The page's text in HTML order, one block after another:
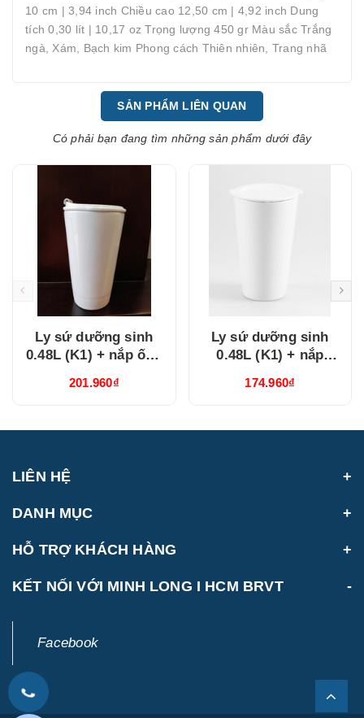
10 cm | 3,94 inch Chiều cao 12,50 cm | 4,92 inch Dung
tích 0,30 lít | 10,17 oz Trọng lượng 450 gr Màu sắc Trắng
ngà, Xám, Bạch kim Phong cách Thiên nhiên, Trang nhã
SẢN PHẨM LIÊN QUAN
Có phải bạn đang tìm những sản phẩm dưới đây
Ly sứ dưỡng sinh
0.48L (K1) + nắp ống
(214888000H)
201.960₫
Ly sứ dưỡng sinh
0.48L (K1) + nắp
(214888000N)
174.960₫
LIÊN HỆ
DANH MỤC
HỖ TRỢ KHÁCH HÀNG
KẾT NỐI VỚI MINH LONG I HCM BRVT
Facebook